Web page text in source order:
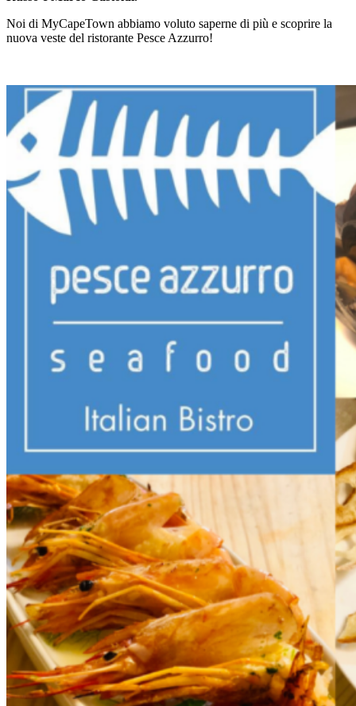
Noi di MyCapeTown abbiamo voluto saperne di più e scoprire la
nuova veste del ristorante Pesce Azzurro!